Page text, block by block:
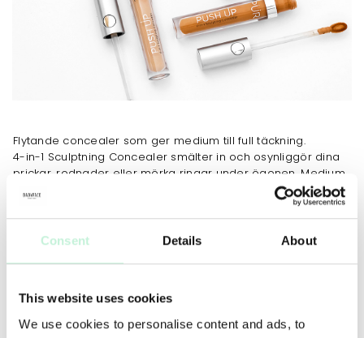
Consent Details About
This website uses cookies
We use cookies to personalise content and ads, to
Flytande concealer som ger medium till full täckning.
4-in-1 Sculptning Concealer smälter in och osynliggör dina
prickar, rodnader eller mörka ringar under ögonen. Medium
till full täckning och många olika nyanser gör att det här är
JOBBAR MOT